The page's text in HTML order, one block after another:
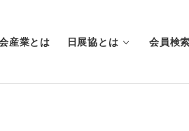
産業とは 日展協とは 会員検索